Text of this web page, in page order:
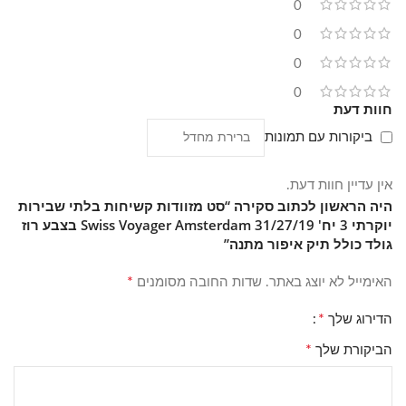
3 שנות אחריות
מפרט מקוצר:
ידית טרולי טלסקופית + כפתור לחיצה
גלגלים:4 גלגלי סיליקון כפולים רב כיווניים ספינר-360 מעלות
בלעדי – אפשרות הרחבה ב-8 ס"מ
מנעול קומבינציה מובנה
רוכסן ניילון עבה
רוכסן פנימי לחלוקה נוחה וחוצץ פנימי עם רוכסן
רצועות פנימיות להידוק תכולת המזוודה
מידות כולל גלגלים
0
0
0
0
חוות דעת
ביקורות עם תמונות
אין עדיין חוות דעת.
היה הראשון לכתוב סקירה “סט מזוודות קשיחות בלתי שבירות
יוקרתי 3 יח' 31/27/19 Swiss Voyager Amsterdam בצבע רוז
גולד כולל תיק איפור מתנה”
האימייל לא יוצג באתר. שדות החובה מסומנים *
הדירוג שלך *
הביקורת שלך *